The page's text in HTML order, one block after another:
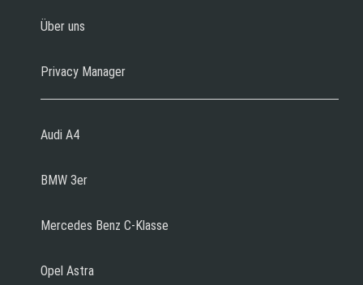
Über uns
Privacy Manager
Audi A4
BMW 3er
Mercedes Benz C-Klasse
Opel Astra